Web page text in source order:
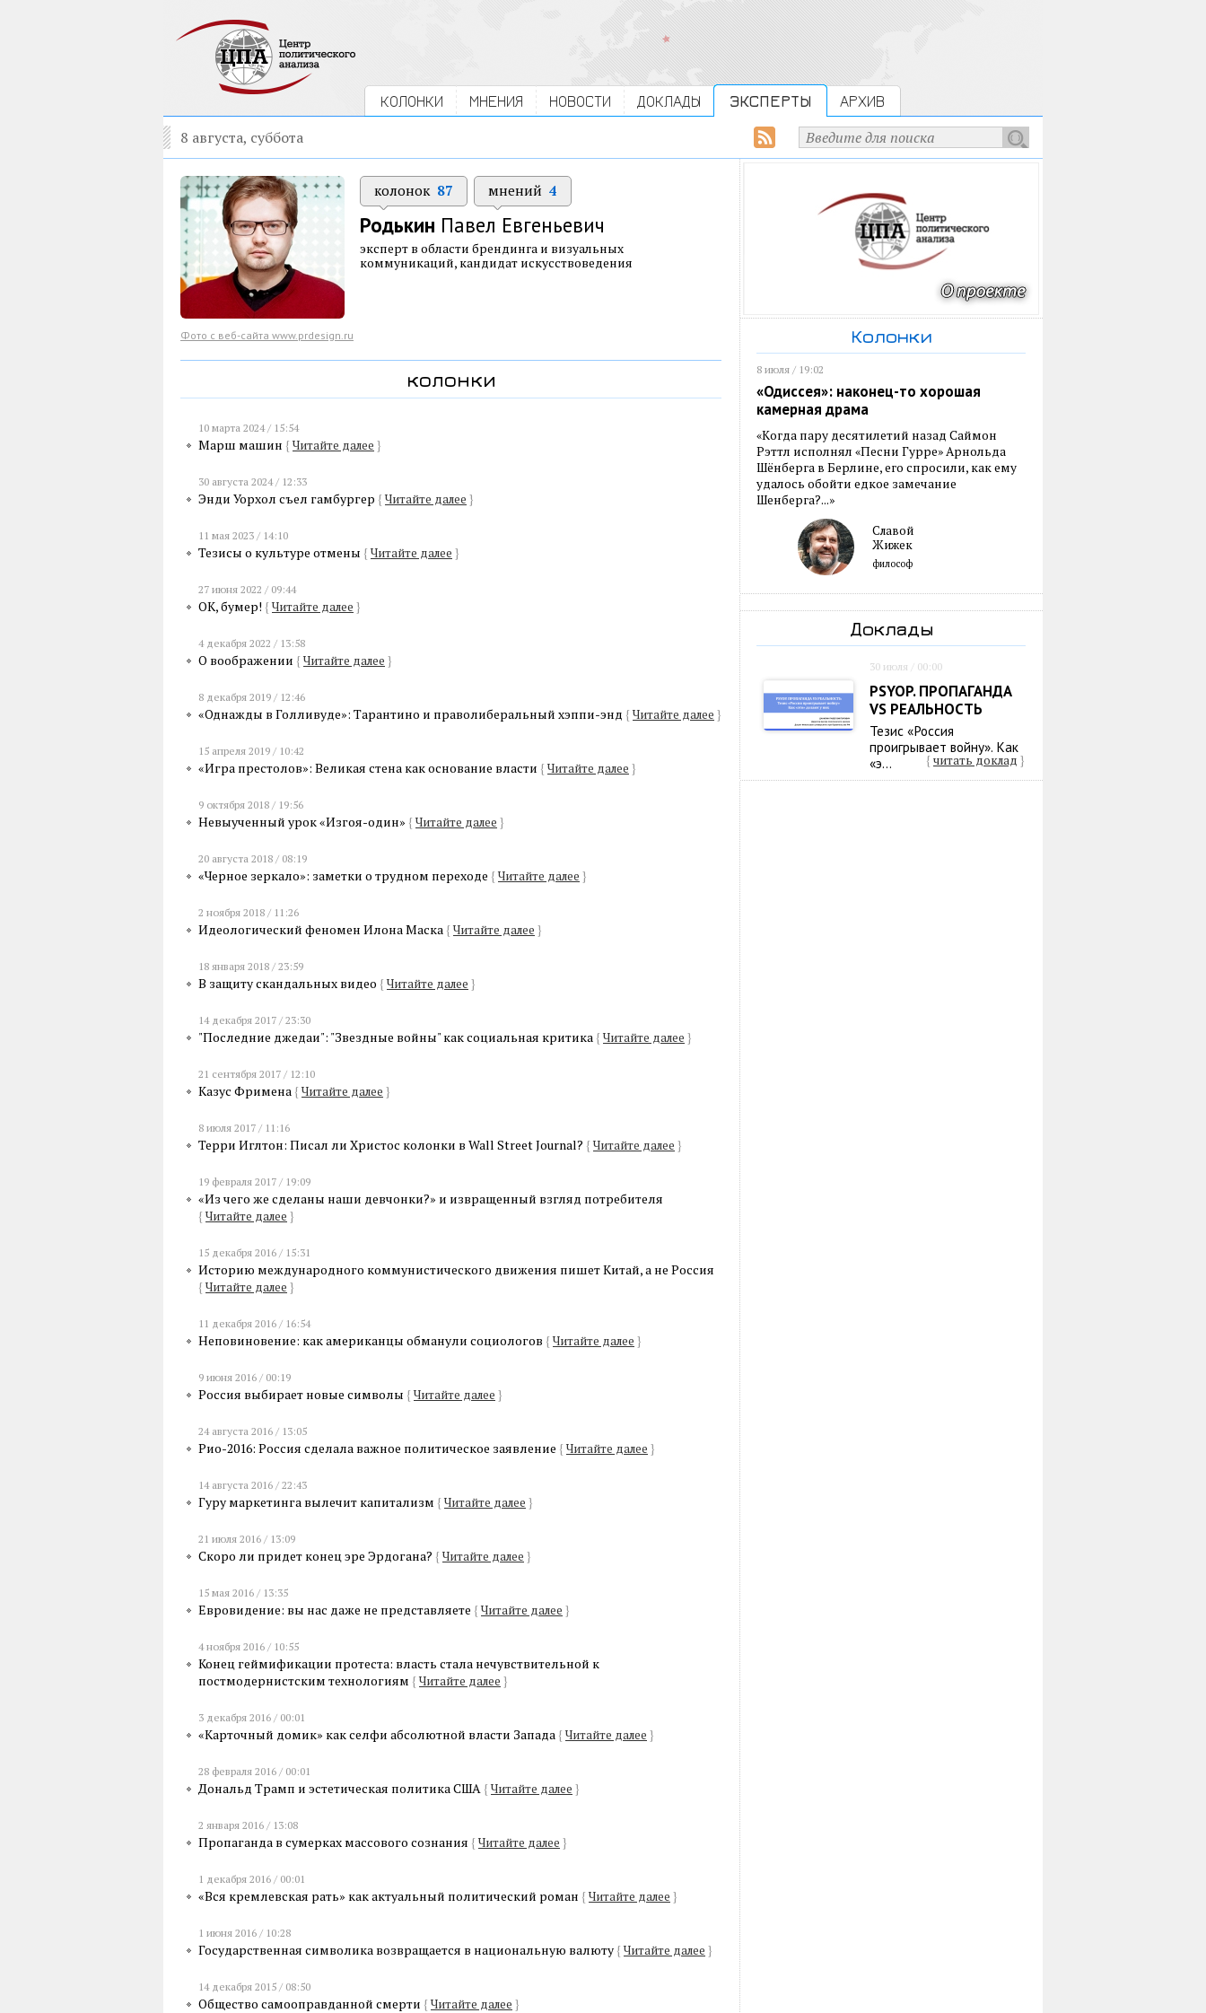
КОЛОНКИ МНЕНИЯ НОВОСТИ ДОКЛАДЫ ЭКСПЕРТЫ АРХИВ
8 августа, суббота
колонок 87 мнений 4
Родькин Павел Евгеньевич
эксперт в области брендинга и визуальных
коммуникаций, кандидат искусствоведения
Фото с веб-сайта www.prdesign.ru
колонки
10 марта 2024 / 15:54
Марш машин { Читайте далее }
30 августа 2024 / 12:33
Энди Уорхол съел гамбургер { Читайте далее }
11 мая 2023 / 14:10
Тезисы о культуре отмены { Читайте далее }
27 июня 2022 / 09:44
ОК, бумер! { Читайте далее }
4 декабря 2022 / 13:58
О воображении { Читайте далее }
8 декабря 2019 / 12:46
«Однажды в Голливуде»: Тарантино и праволиберальный хэппи-энд { Читайте далее }
15 апреля 2019 / 10:42
«Игра престолов»: Великая стена как основание власти { Читайте далее }
9 октября 2018 / 19:56
Невыученный урок «Изгоя-один» { Читайте далее }
20 августа 2018 / 08:19
«Черное зеркало»: заметки о трудном переходе { Читайте далее }
2 ноября 2018 / 11:26
Идеологический феномен Илона Маска { Читайте далее }
18 января 2018 / 23:59
В защиту скандальных видео { Читайте далее }
14 декабря 2017 / 23:30
"Последние джедаи": "Звездные войны" как социальная критика { Читайте далее }
21 сентября 2017 / 12:10
Казус Фримена { Читайте далее }
8 июля 2017 / 11:16
Терри Иглтон: Писал ли Христос колонки в Wall Street Journal? { Читайте далее }
19 февраля 2017 / 19:09
«Из чего же сделаны наши девчонки?» и извращенный взгляд потребителя
{ Читайте далее }
15 декабря 2016 / 15:31
Историю международного коммунистического движения пишет Китай, а не Россия
{ Читайте далее }
11 декабря 2016 / 16:54
Неповиновение: как американцы обманули социологов { Читайте далее }
9 июня 2016 / 00:19
Россия выбирает новые символы { Читайте далее }
24 августа 2016 / 13:05
Рио-2016: Россия сделала важное политическое заявление { Читайте далее }
14 августа 2016 / 22:43
Гуру маркетинга вылечит капитализм { Читайте далее }
21 июля 2016 / 13:09
Скоро ли придет конец эре Эрдогана? { Читайте далее }
15 мая 2016 / 13:35
Евровидение: вы нас даже не представляете { Читайте далее }
4 ноября 2016 / 10:55
Конец геймификации протеста: власть стала нечувствительной к
постмодернистским технологиям { Читайте далее }
3 декабря 2016 / 00:01
«Карточный домик» как селфи абсолютной власти Запада { Читайте далее }
28 февраля 2016 / 00:01
Дональд Трамп и эстетическая политика США { Читайте далее }
2 января 2016 / 13:08
Пропаганда в сумерках массового сознания { Читайте далее }
1 декабря 2016 / 00:01
«Вся кремлевская рать» как актуальный политический роман { Читайте далее }
1 июня 2016 / 10:28
Государственная символика возвращается в национальную валюту { Читайте далее }
14 декабря 2015 / 08:50
Общество самооправданной смерти { Читайте далее }
Колонки
8 июля / 19:02
«Одиссея»: наконец-то хорошая
камерная драма
«Когда пару десятилетий назад Саймон
Рэттл исполнял «Песни Гурре» Арнольда
Шёнберга в Берлине, его спросили, как ему
удалось обойти едкое замечание
Шенберга?...»
Славой
Жижек
философ
Доклады
30 июля / 00:00
PSYOP. ПРОПАГАНДА
VS РЕАЛЬНОСТЬ
Тезис «Россия
проигрывает войну». Как
«э...
{ читать доклад }